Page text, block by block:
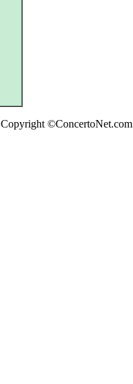
Copyright ©ConcertoNet.com